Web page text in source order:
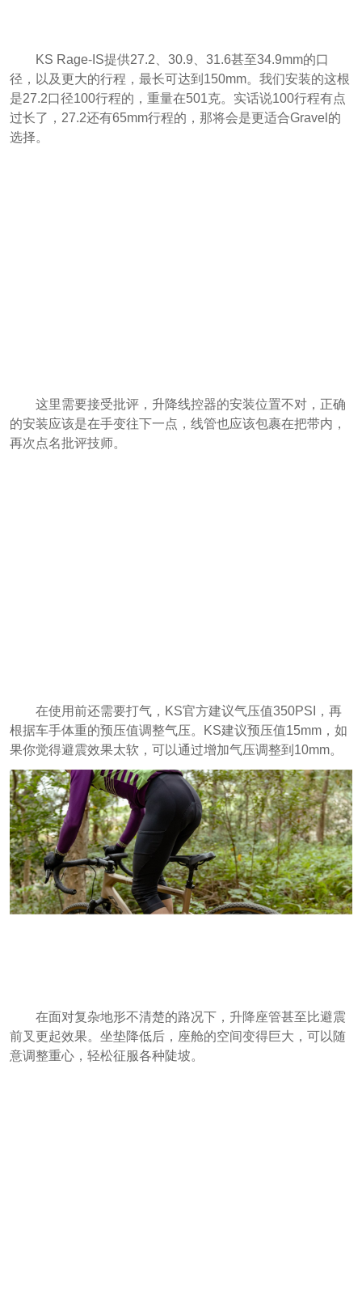
KS Rage-IS提供27.2、30.9、31.6甚至34.9mm的口
径，以及更大的行程，最长可达到150mm。我们安装的这根
是27.2口径100行程的，重量在501克。实话说100行程有点
过长了，27.2还有65mm行程的，那将会是更适合Gravel的
选择。
这里需要接受批评，升降线控器的安装位置不对，正确
的安装应该是在手变往下一点，线管也应该包裹在把带内，
再次点名批评技师。
在使用前还需要打气，KS官方建议气压值350PSI，再
根据车手体重的预压值调整气压。KS建议预压值15mm，如
果你觉得避震效果太软，可以通过增加气压调整到10mm。
在面对复杂地形不清楚的路况下，升降座管甚至比避震
前叉更起效果。坐垫降低后，座舱的空间变得巨大，可以随
意调整重心，轻松征服各种陡坡。